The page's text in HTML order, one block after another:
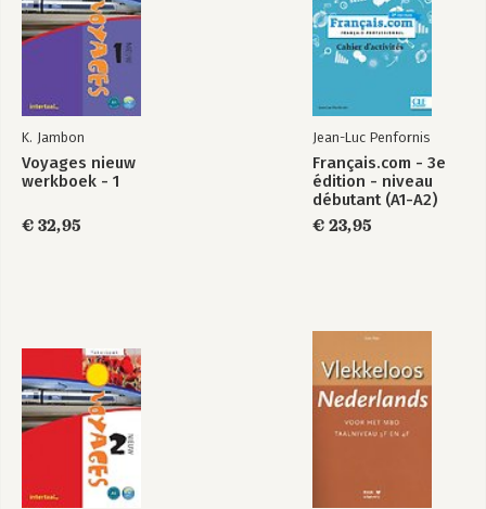
K. Jambon
Voyages nieuw
werkboek - 1
€ 32,95
Jean-Luc Penfornis
Français.com - 3e
édition - niveau
débutant (A1-A2)
€ 23,95